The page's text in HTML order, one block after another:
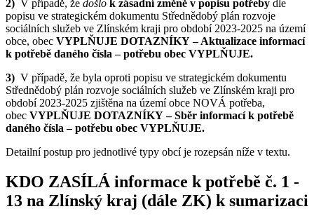
2) V případě, že došlo k zásadní změně v popisu potřeby dle
popisu ve strategickém dokumentu Střednědobý plán rozvoje
sociálních služeb ve Zlínském kraji pro období 2023-2025 na území
obce, obec VYPLŇUJE DOTAZNÍKY– Aktualizace informací
k potřebě daného čísla – potřebu obec VYPLŇUJE.
3) V případě, že byla oproti popisu ve strategickém dokumentu
Střednědobý plán rozvoje sociálních služeb ve Zlínském kraji pro
období 2023-2025 zjištěna na území obce NOVÁ potřeba,
obec VYPLŇUJE DOTAZNÍKY– Sběr informací k potřebě
daného čísla – potřebu obec VYPLŇUJE.
Detailní postup pro jednotlivé typy obcí je rozepsán níže v textu.
KDO ZASÍLÁ informace k potřebě č. 1 -
13 na Zlínský kraj (dále ZK) k sumarizaci